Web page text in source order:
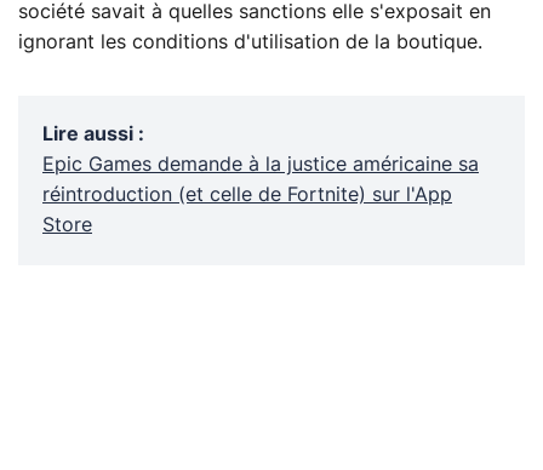
société savait à quelles sanctions elle s'exposait en
ignorant les conditions d'utilisation de la boutique.
Lire aussi :
Epic Games demande à la justice américaine sa
réintroduction (et celle de Fortnite) sur l'App
Store